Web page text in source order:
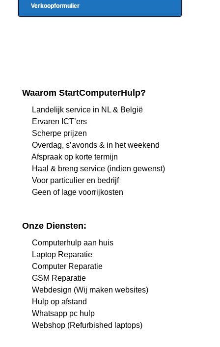
Verkoopformulier
Waarom StartComputerHulp?
Landelijk service in NL & België
Ervaren ICT’ers
Scherpe prijzen
Overdag, s’avonds & in het weekend
Afspraak op korte termijn
Haal & breng service (indien gewenst)
Voor particulier en bedrijf
Geen of lage voorrijkosten
Onze Diensten:
Computerhulp aan huis
Laptop Reparatie
Computer Reparatie
GSM Reparatie
Webdesign (Wij maken websites)
Hulp op afstand
Whatsapp pc hulp
Webshop (Refurbished laptops)